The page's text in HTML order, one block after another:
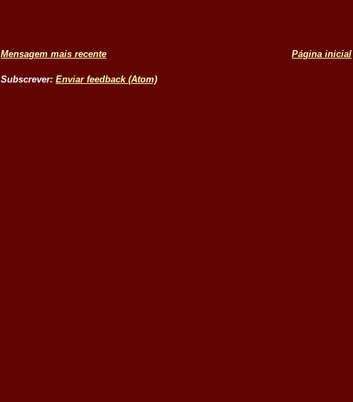
Mensagem mais recente Página inicial
Subscrever:Enviar feedback (Atom)